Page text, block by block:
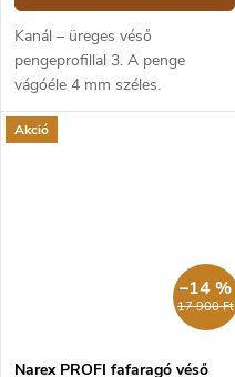
Kanál – üreges véső
pengeprofillal 3. A penge
vágóéle 4 mm széles.
Akció
17 900 Ft
–14 %
Narex PROFI fafaragó véső